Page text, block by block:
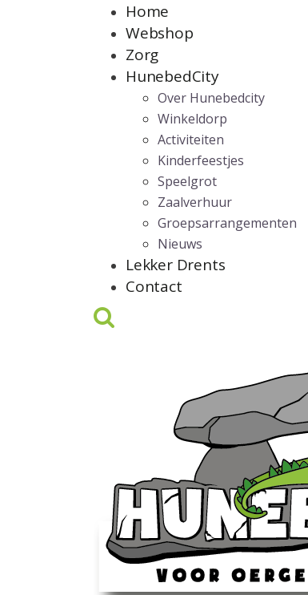
Home
Webshop
Zorg
HunebedCity
Over Hunebedcity
Winkeldorp
Activiteiten
Kinderfeestjes
Speelgrot
Zaalverhuur
Groepsarrangementen
Nieuws
Lekker Drents
Contact